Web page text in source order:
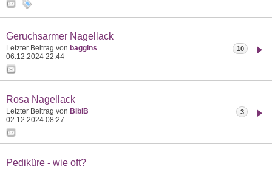
Geruchsarmer Nagellack
Letzter Beitrag von baggins
06.12.2024 22:44
10
Rosa Nagellack
Letzter Beitrag von BibiB
02.12.2024 08:27
3
Pediküre - wie oft?